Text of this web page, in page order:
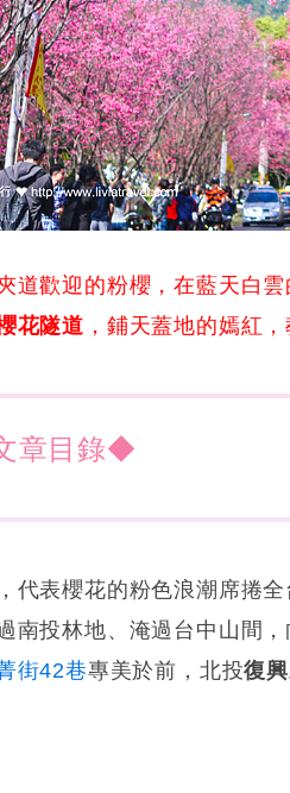
道歡迎的粉櫻，在藍天白
花隧道 ，鋪天蓋地的嫣紅
章目錄◆
代表櫻花的粉色浪潮席捲全
南投林地、淹過台中山間，
街42巷專美於前，北投復